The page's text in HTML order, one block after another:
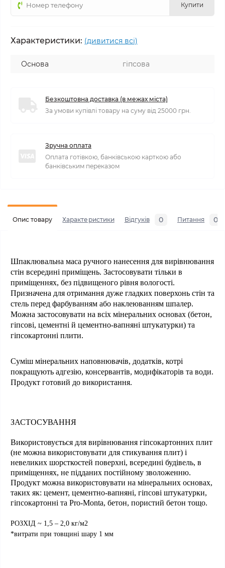
Купити
Характеристики: (дивитися всі)
Основа гіпсова
Безкоштовна доставка (в межах міста)
За умови купівлі товару на суму від 25000 грн.
Зручна оплата
Оплата готівкою, банківською карткою або
банківським переказом
Опис товару Характеристики Відгуків 0 Питання 0
Шпаклювальна маса ручного нанесення для вирівнювання
стін всередині приміщень. Застосовувати тільки в
приміщеннях, без підвищеного рівня вологості.
Призначена для отримання дуже гладких поверхонь стін та
стель перед фарбуванням або наклеюванням шпалер.
Можна застосовувати на всіх мінеральних основах (бетон,
гіпсові, цементні й цементно-вапняні штукатурки) та
гіпсокартонні плити.
Суміш мінеральних наповнювачів, додатків, котрі
покращують адгезію, консервантів, модифікаторів та води.
Продукт готовий до використання.
ЗАСТОСУВАННЯ
Використовується для вирівнювання гіпсокартонних плит
(не можна використовувати для стикування плит) і
невеликих шорсткостей поверхні, всередині будівель, в
приміщеннях, не підданих постійному зволоженню.
Продукт можна використовувати на мінеральних основах,
таких як: цемент, цементно-вапняні, гіпсові штукатурки,
гіпсокартонні та Pro-Monta, бетон, пористий бетон тощо.
РОЗХІД ~ 1,5 – 2,0 кг/м2
*витрати при товщині шару 1 мм